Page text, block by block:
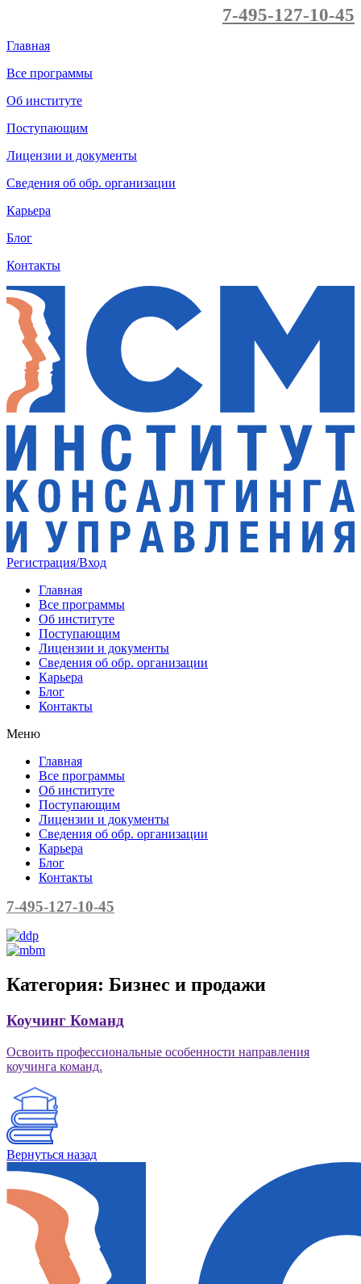
7-495-127-10-45
Главная
Все программы
Об институте
Поступающим
Лицензии и документы
Сведения об обр. организации
Карьера
Блог
Контакты
Регистрация/Вход
Главная
Все программы
Об институте
Поступающим
Лицензии и документы
Сведения об обр. организации
Карьера
Блог
Контакты
Меню
Главная
Все программы
Об институте
Поступающим
Лицензии и документы
Сведения об обр. организации
Карьера
Блог
Контакты
7-495-127-10-45
Категория: Бизнес и продажи
Коучинг Команд
Освоить профессиональные особенности направления
коучинга команд.
Вернуться назад